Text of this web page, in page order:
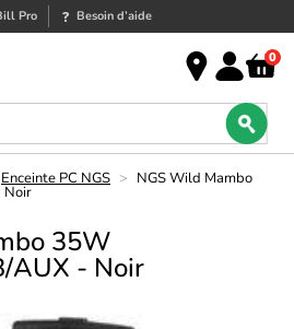
Pro Besoin d’aide
0
Enceinte PC NGS > NGS Wild Mambo
Noir
35W
AUX - Noir